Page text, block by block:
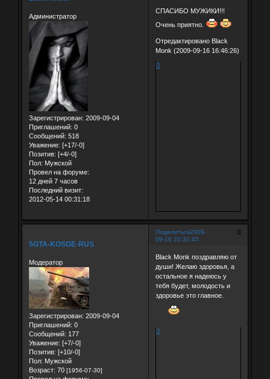
Администратор
Зарегистрирован: 2009-09-04
Приглашений: 0
Сообщений: 518
Уважение: [+17/-0]
Позитив: [+4/-0]
Пол: Мужской
Провел на форуме:
12 дней 7 часов
Последний визит:
2012-05-14 00:31:18
СПАСИБО МУЖИКИ!!!
Очень приятно.
Отредактировано Black
Monk (2009-09-16 16:46:26)
0
Поделиться 6
2009-
09-16 20:31:45
5GTA-KOSGE-RUS
Модератор
Зарегистрирован: 2009-09-04
Приглашений: 0
Сообщений: 177
Уважение: [+7/-0]
Позитив: [+10/-0]
Пол: Мужской
Возраст: 70 [1956-07-30]
Black Monk поздравляю от
души! Желаю здоровья, а
остальное я надеюсь у
тебя будет, молодость и
здоровье это главное.
0